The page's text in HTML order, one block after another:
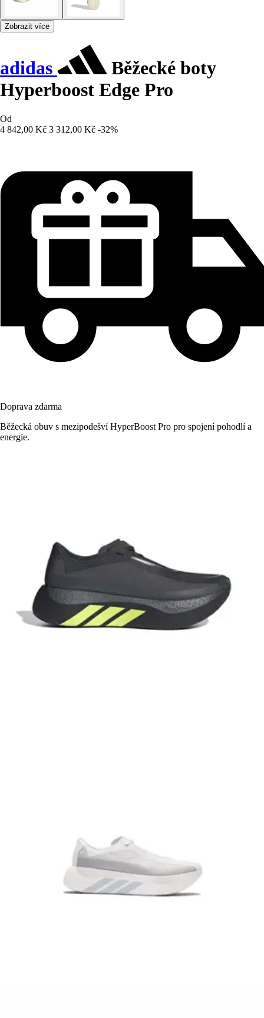
Zobrazit více
adidas
Běžecké boty
Hyperboost Edge Pro
Od
4 842,00 Kč 3 312,00 Kč -32%
Doprava zdarma
Běžecká obuv s mezipodešví HyperBoost Pro pro spojení pohodlí a
energie.